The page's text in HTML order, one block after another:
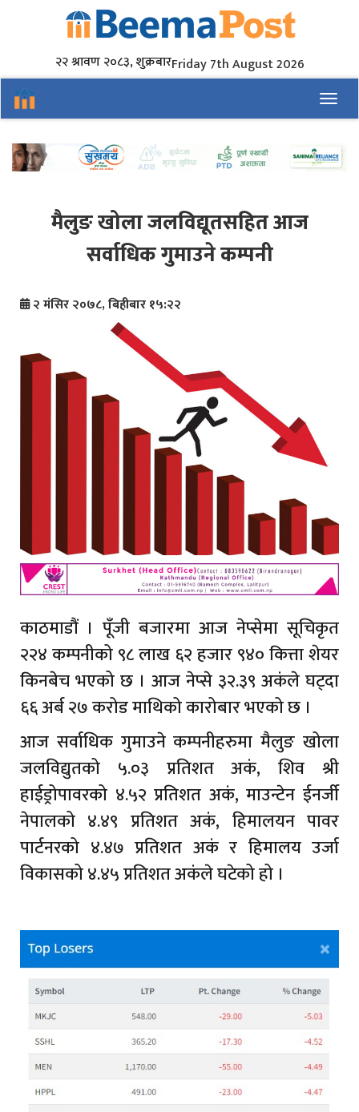
२२ श्रावण २०८३, शुक्रबारFriday 7th August 2026
मैलुङ खोला जलविद्यूतसहित आज
सर्वाधिक गुमाउने कम्पनी
२ मंसिर २०७८, बिहीबार १५:२२
काठमाडौं । पूँजी बजारमा आज नेप्सेमा सूचिकृत
२२४ कम्पनीको ९८ लाख ६२ हजार ९४० कित्ता शेयर
किनबेच भएको छ । आज नेप्से ३२.३९ अकंले घट्दा
६६ अर्ब २७ करोड माथिको कारोबार भएको छ ।
आज सर्वाधिक गुमाउने कम्पनीहरुमा मैलुङ खोला
जलविद्युतको ५.०३ प्रतिशत अकं, शिव श्री
हाईड्रोपावरको ४.५२ प्रतिशत अकं, माउन्टेन ईनर्जी
नेपालको ४.४९ प्रतिशत अकं, हिमालयन पावर
पार्टनरको ४.४७ प्रतिशत अकं र हिमालय उर्जा
विकासको ४.४५ प्रतिशत अकंले घटेको हो ।